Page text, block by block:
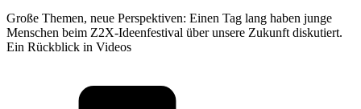
Große Themen, neue Perspektiven: Einen Tag lang haben junge
Menschen beim Z2X-Ideenfestival über unsere Zukunft diskutiert.
Ein Rückblick in Videos